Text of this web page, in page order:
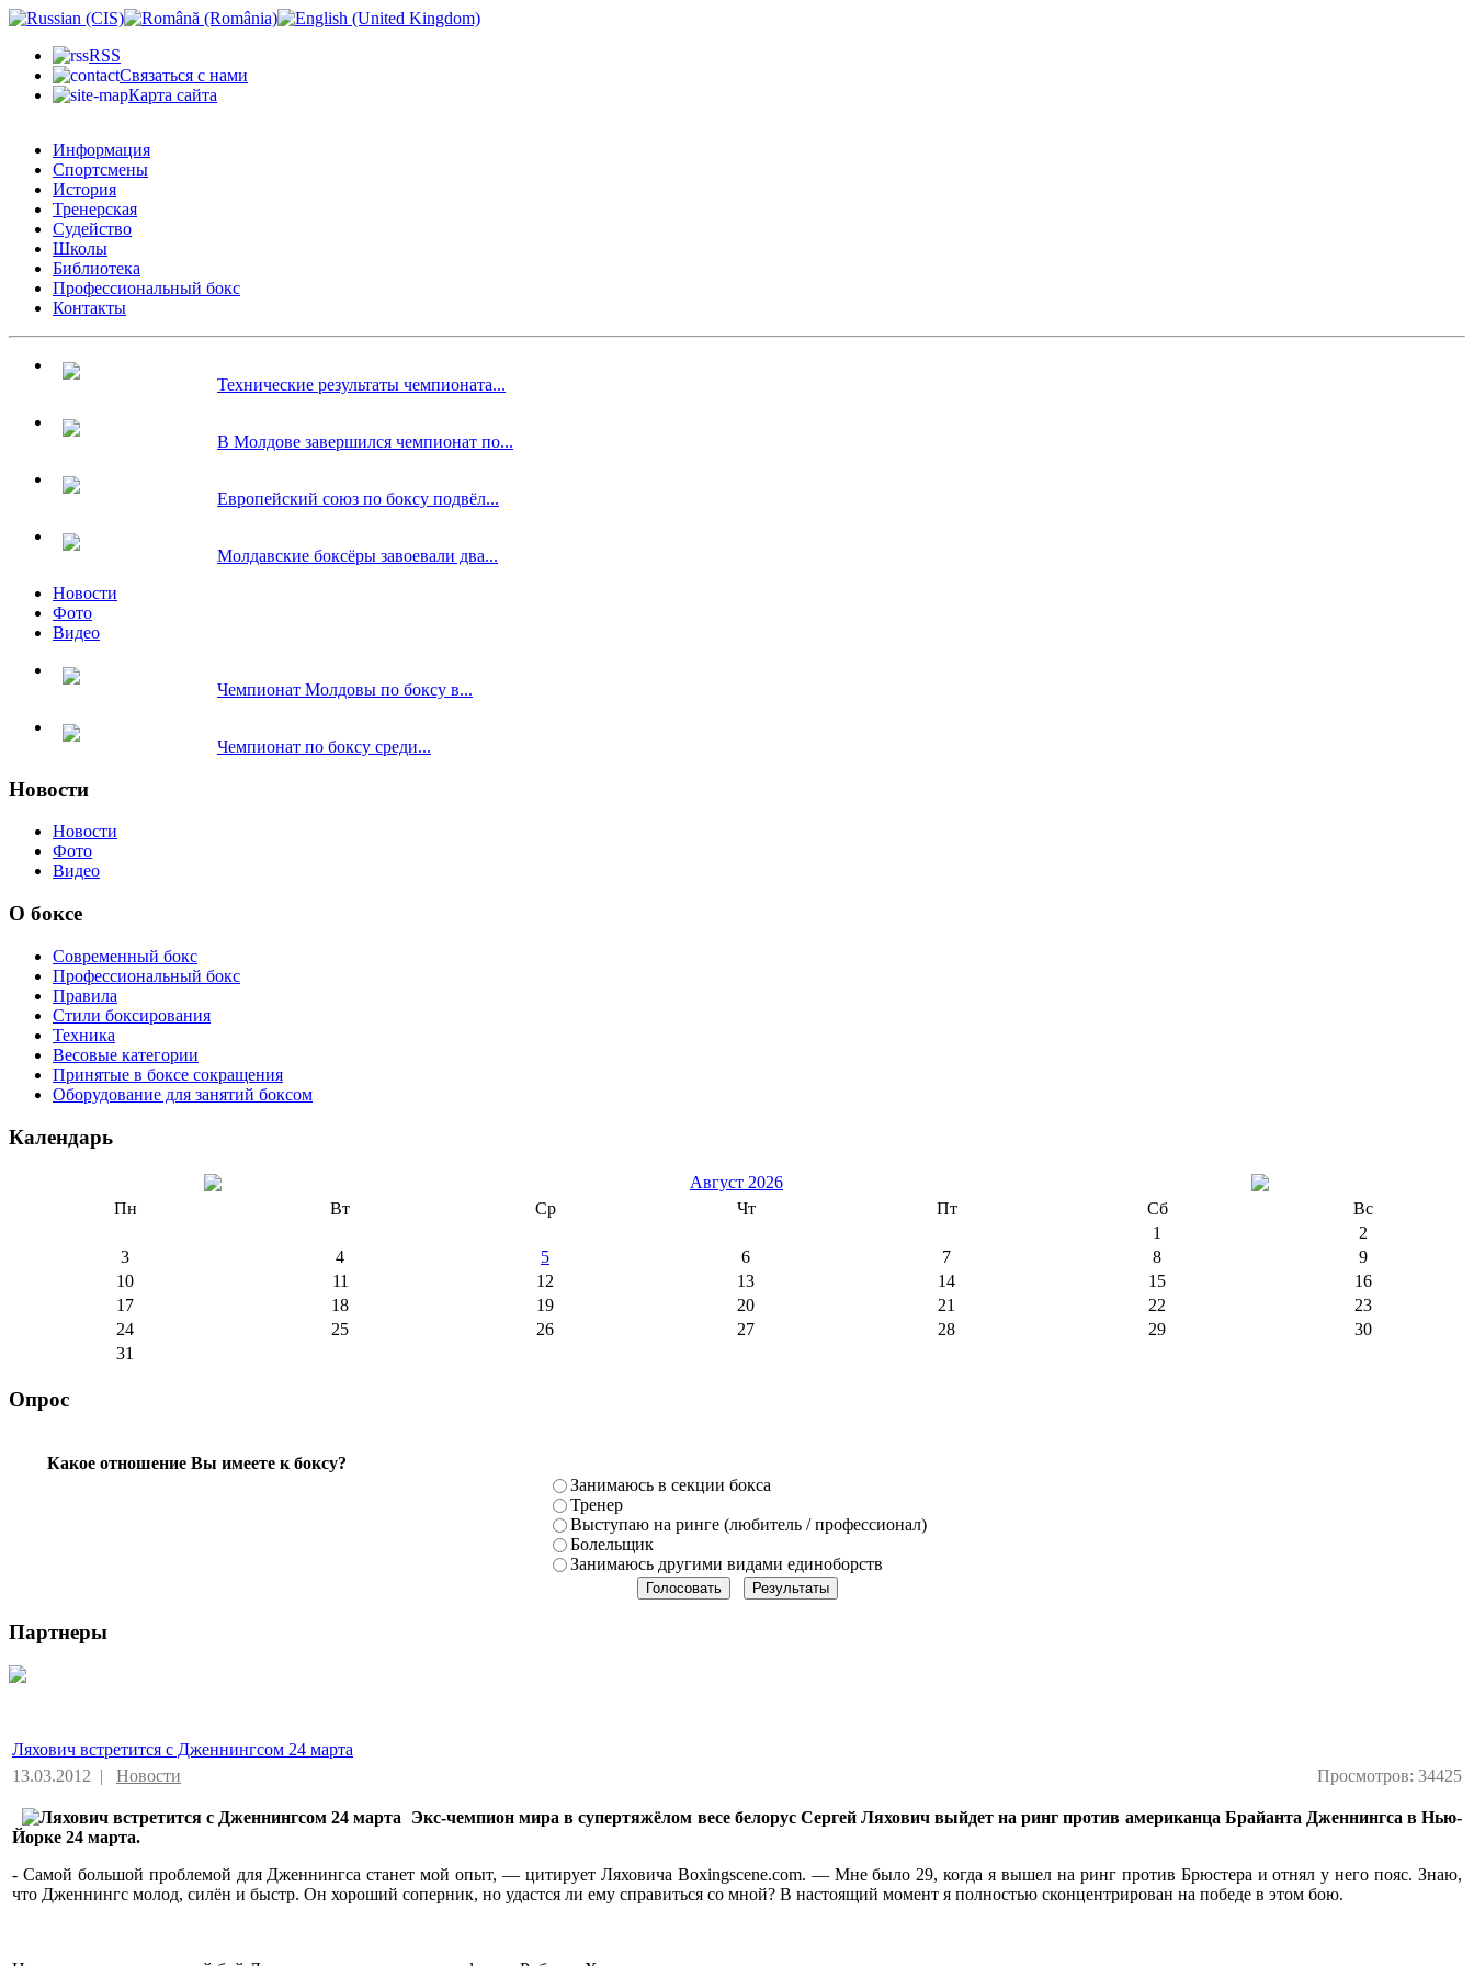
RSS
Связаться с нами
Карта сайта
Информация
Спортсмены
История
Тренерская
Судейство
Школы
Библиотека
Профессиональный бокс
Контакты
Технические результаты чемпионата...
В Молдове завершился чемпионат по...
Европейский союз по боксу подвёл...
Молдавские боксёры завоевали два...
Новости
Фото
Видео
Чемпионат Молдовы по боксу в...
Чемпионат по боксу среди...
Новости
Новости
Фото
Видео
О боксе
Современный бокс
Профессиональный бокс
Правила
Стили боксирования
Техника
Весовые категории
Принятые в боксе сокращения
Оборудование для занятий боксом
Календарь
Август 2026
Пн
Вт Ср Чт Пт Сб
Вс
1
2
3
4 5 6 7 8
9
10
11 12 13 14 15
16
17
18 19 20 21 22
23
24
25 26 27 28 29
30
31
Опрос
Какое отношение Вы имеете к боксу?
Занимаюсь в секции бокса
Тренер
Выступаю на ринге (любитель / профессионал)
Болельщик
Занимаюсь другими видами единоборств
Партнеры
Ляхович встретится с Дженнингсом 24 марта
Просмотров: 34425
13.03.2012 | Новости
Экс-чемпион мира в супертяжёлом весе белорус Сергей Ляхович выйдет на ринг против американца Брайанта Дженнингса в Нью-
Йорке 24 марта.
- Самой большой проблемой для Дженнингса станет мой опыт, — цитирует Ляховича Boxingscene.com. — Мне было 29, когда я вышел на ринг против Брюстера и отнял у него пояс. Знаю,
что Дженнингс молод, силён и быстр. Он хороший соперник, но удастся ли ему справиться со мной? В настоящий момент я полностью сконцентрирован на победе в этом бою.